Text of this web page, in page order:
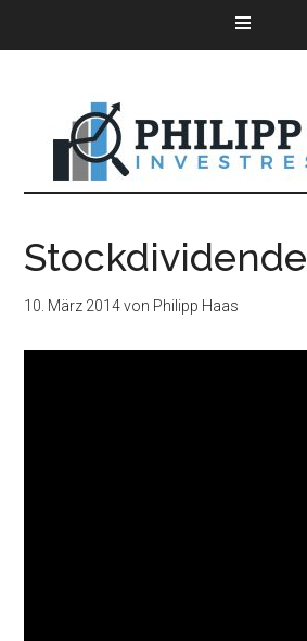
Stockdividende
10. März 2014von Philipp Haas